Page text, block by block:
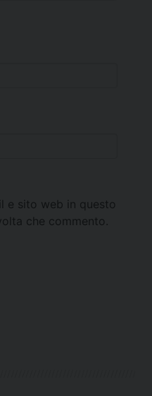
e sito web in questo
che commento.